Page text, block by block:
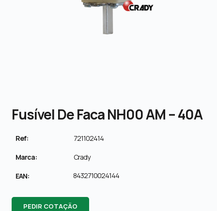
Fusível De Faca NH00 AM – 40A
Ref: 721102414
Marca: Crady
EAN: 8432710024144
PEDIR COTAÇÃO